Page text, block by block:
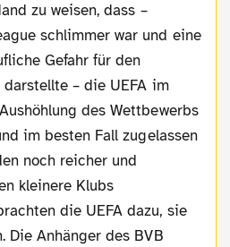
schlimmer war und eine
Gefahr für den
– die UEFA im
des Wettbewerbs
im besten Fall zugelassen
noch reicher und
kleinere Klubs
die UEFA dazu, sie
Die Anhänger des BVB